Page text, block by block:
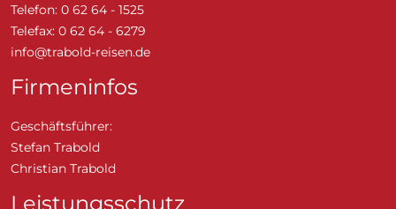
Telefon: 0 62 64 - 1525
Telefax: 0 62 64 - 6279
info@trabold-reisen.de
Firmeninfos
Geschäftsführer:
Stefan Trabold
Christian Trabold
Leistungsschutz